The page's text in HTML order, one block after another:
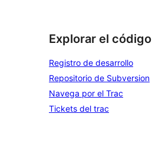
Explorar el código
Registro de desarrollo
Repositorio de Subversion
Navega por el Trac
Tickets del trac